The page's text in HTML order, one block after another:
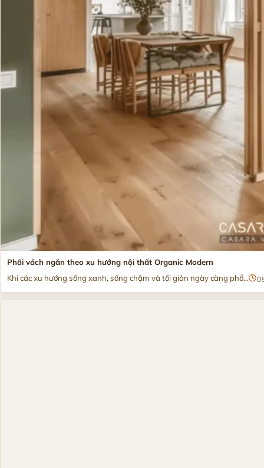
Phối vách ngăn theo xu hướng nội thất Organic Modern
Khi các xu hướng sống xanh, sống chậm và tối giản ngày càng phổ...